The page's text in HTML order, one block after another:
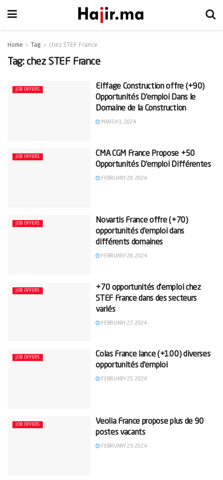
Home Tag chez STEF France
Tag: chez STEF France
JOB OFFERS
Eiffage Construction offre (+90)
Opportunités D’emploi Dans le
Domaine de la Construction
MARCH 1, 2024
JOB OFFERS
CMA CGM France Propose +50
Opportunités D’emploi Différentes
FEBRUARY 29, 2024
JOB OFFERS
Novartis France offre (+70)
opportunités d’emploi dans
différents domaines
FEBRUARY 28, 2024
JOB OFFERS
+70 opportunités d’emploi chez
STEF France dans des secteurs
variés
FEBRUARY 27, 2024
JOB OFFERS
Colas France lance (+100) diverses
opportunités d’emploi
FEBRUARY 25, 2024
JOB OFFERS
Veolia France propose plus de 90
postes vacants
FEBRUARY 23, 2024